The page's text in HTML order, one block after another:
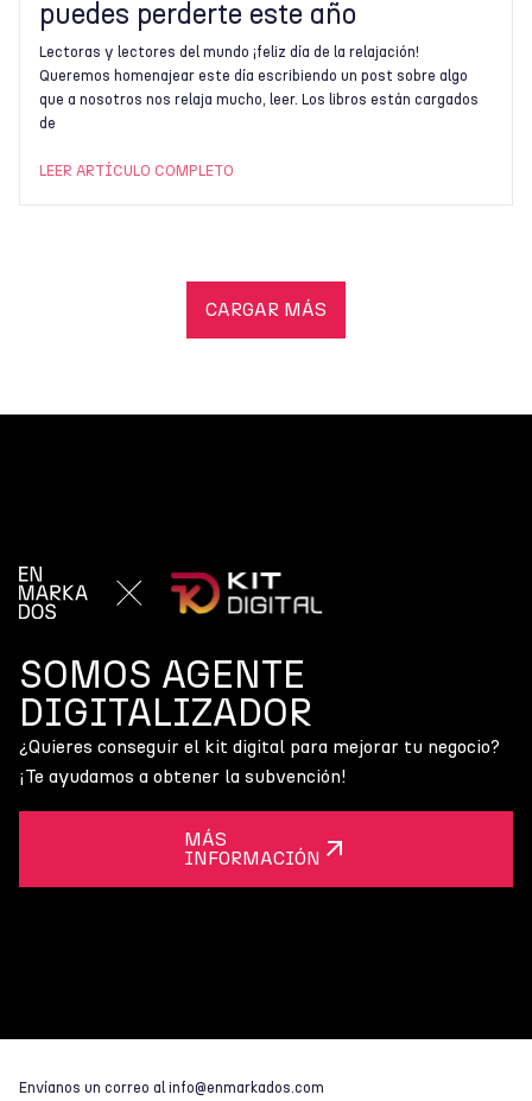
puedes perderte este año
Lectoras y lectores del mundo ¡feliz día de la relajación!
Queremos homenajear este día escribiendo un post sobre algo
que a nosotros nos relaja mucho, leer. Los libros están cargados
de
LEER ARTÍCULO COMPLETO
CARGAR MÁS
SOMOS AGENTE
DIGITALIZADOR
¿Quieres conseguir el kit digital para mejorar tu negocio?
¡Te ayudamos a obtener la subvención!
MÁS
INFORMACIÓN
Envíanos un correo al info@enmarkados.com